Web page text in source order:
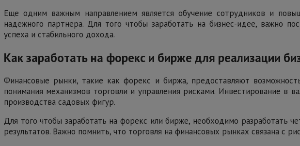
Еще одним важным направлением является обучение сотрудников и
надежного партнера. Для того чтобы заработать на бизнес-идее, важно
успеха и стабильного дохода.
Как заработать на форекс и бирже для реализации
Финансовые рынки, такие как форекс и биржа, предоставляют
понимания механизмов торговли и управления рисками. Инвестирование в
производства садовых фигур.
Для того чтобы заработать на форекс или бирже, необходимо разработать
результатов. Важно помнить, что торговля на финансовых рынках связана с